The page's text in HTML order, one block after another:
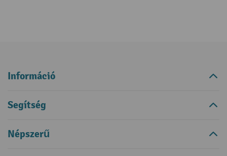
Információ
Segítség
Népszerű